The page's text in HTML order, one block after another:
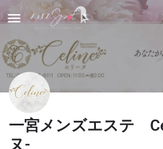
一宮メンズエステ
ヌ-